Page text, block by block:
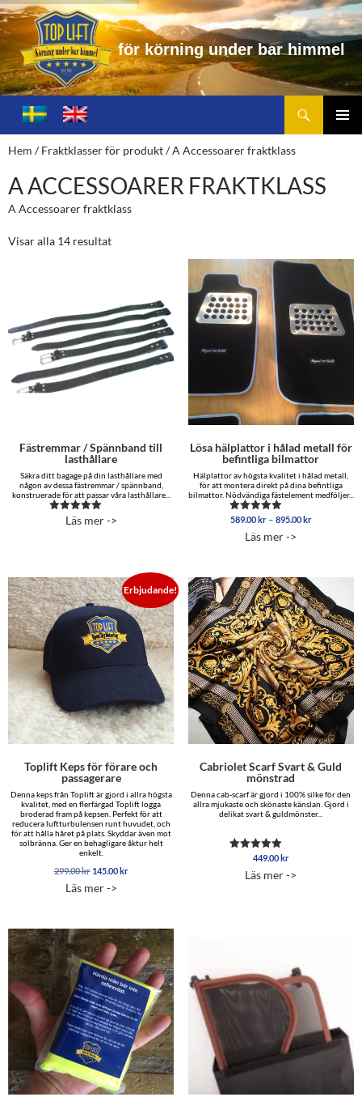
för körning under bar himme
Toplift.se – för körning under bar himmel
HOPPA
TILL
INNEHÅLL
Hem / Fraktklasser för produkt / A Accessoarer fraktklass
A ACCESSOARER FRAKTKLASS
A Accessoarer fraktklass
Visar alla 14 resultat
Fästremmar / Spännband till
lasthållare
Säkra ditt bagage på din lasthållare med
någon av dessa fästremmar / spännband,
konstruerade för att passar våra lasthållare...
Betygsatt
Läs mer ->
Lösa hälplattor i hålad metall för
befintliga bilmattor
Hälplattor av högsta kvalitet i hålad metall,
för att montera direkt på dina befintliga
bilmattor. Nödvändiga fästelement medföljer...
Betygsatt
av 5
589.00 kr – 895.00 kr
Läs mer ->
Erbjudande!
Toplift Keps för förare och
passagerare
Denna keps från Toplift är gjord i allra högsta
kvalitet, med en flerfärgad Toplift logga
broderad fram på kepsen. Perfekt för att
reducera luftturbulensen runt huvudet, och
för att hålla håret på plats. Skyddar även mot
solbränna. Ger en behagligare åktur helt
enkelt.
299.00kr Det
priset
145.00krDet
Läs mer ->
Cabriolet Scarf Svart & Guld
mönstrad
Denna cab-scarf är gjord i 100% silke för den
allra mjukaste och skönaste känslan. Gjord i
delikat svart & guldmönster...
Betygsatt
av 5
449.00kr
Läs mer ->